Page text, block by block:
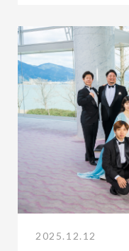
2025.12.12